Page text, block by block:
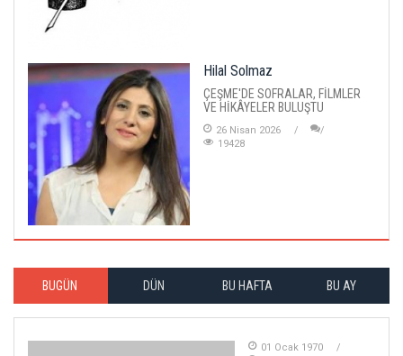
Hilal Solmaz
ÇEŞME'DE SOFRALAR, FİLMLER
VE HİKÂYELER BULUŞTU
26 Nisan 2026
19428
BUGÜN DÜN BU HAFTA BU AY
01 Ocak 1970